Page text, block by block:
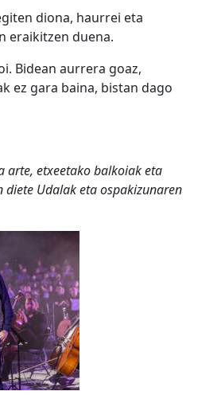
diona, haurrei eta
eraikitzen duena.
Bidean aurrera goaz,
ez gara baina, bistan dago
arte, etxeetako balkoiak eta
Udalak eta ospakizunaren